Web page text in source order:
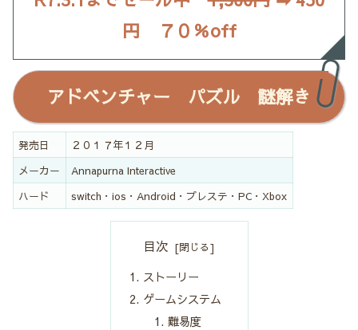
円 ７０％off
アドベンチャー パズル 謎解き
発売日
２０１７年１２月
メーカー
Annapurna Interactive
ハード
switch・ios・Android・プレステ・PC・Xbox
目次
ストーリー
ゲームシステム
難易度